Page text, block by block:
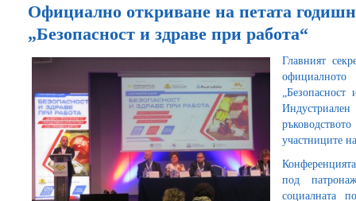
Официално откриване на петата
„Безопасност и здраве при работа“
Главният
официалното
участниците
под
социалната